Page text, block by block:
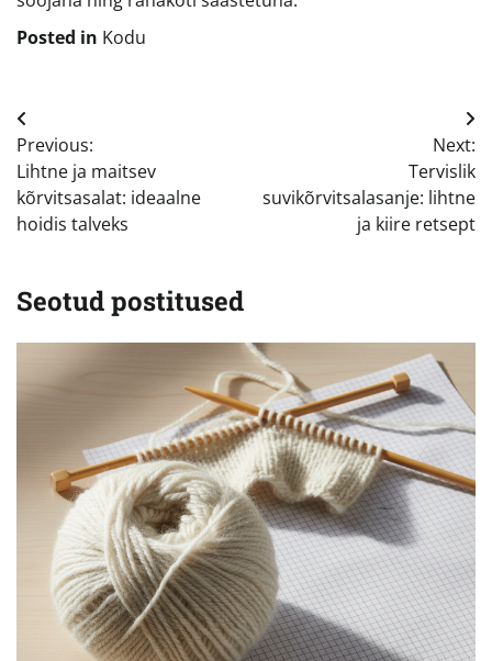
Posted in Kodu
Navigeerimine
Previous:
Lihtne ja maitsev
kõrvitsasalat: ideaalne
hoidis talveks
Next:
Tervislik
suvikõrvitsalasanje: lihtne
ja kiire retsept
Seotud postitused